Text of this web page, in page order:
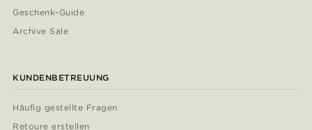
Geschenk-Guide
Archive Sale
KUNDENBETREUUNG
Häufig gestellte Fragen
Retoure erstellen